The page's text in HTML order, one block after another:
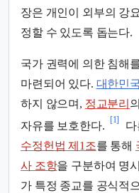
장은 개인이 외부의 강
정할 수 있도록 돕는다.
국가 권력에 의한 침해
마련되어 있다. 대한민
하지 않으며, 정교분리
자유를 보호한다.
[1]
수정헌법 제1조를 통해
사 조항을 구분하여 명
가 특정 종교를 공식적